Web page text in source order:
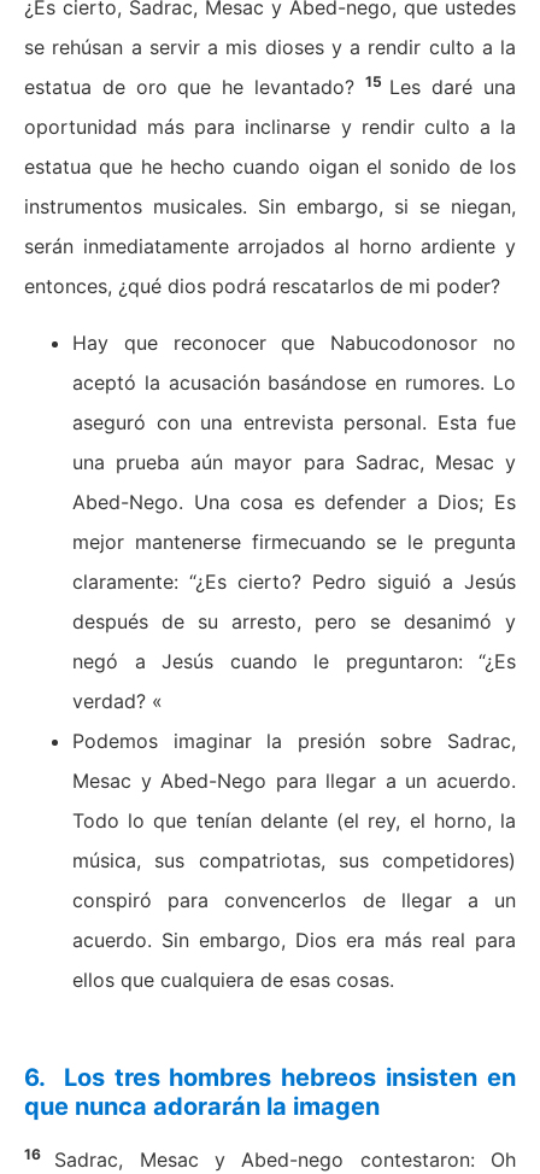
¿Es cierto, Sadrac, Mesac y Abed-nego, que ustedes
se rehúsan a servir a mis dioses y a rendir culto a la
estatua de oro que he levantado? 15 Les daré una
oportunidad más para inclinarse y rendir culto a la
estatua que he hecho cuando oigan el sonido de los
instrumentos musicales. Sin embargo, si se niegan,
serán inmediatamente arrojados al horno ardiente y
entonces, ¿qué dios podrá rescatarlos de mi poder?
Hay que reconocer que Nabucodonosor no
aceptó la acusación basándose en rumores. Lo
aseguró con una entrevista personal. Esta fue
una prueba aún mayor para Sadrac, Mesac y
Abed-Nego. Una cosa es defender a Dios; Es
mejor mantenerse firmecuando se le pregunta
claramente: “¿Es cierto? Pedro siguió a Jesús
después de su arresto, pero se desanimó y
negó a Jesús cuando le preguntaron: “¿Es
verdad? «
Podemos imaginar la presión sobre Sadrac,
Mesac y Abed-Nego para llegar a un acuerdo.
Todo lo que tenían delante (el rey, el horno, la
música, sus compatriotas, sus competidores)
conspiró para convencerlos de llegar a un
acuerdo. Sin embargo, Dios era más real para
ellos que cualquiera de esas cosas.
6. Los tres hombres hebreos insisten en
que nunca adorarán la imagen
16 Sadrac, Mesac y Abed-nego contestaron: Oh